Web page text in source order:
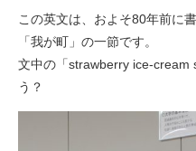
この英文は、およそ80年前に
「我が町」の一節です。
文中の「strawberry ice-cream
う？